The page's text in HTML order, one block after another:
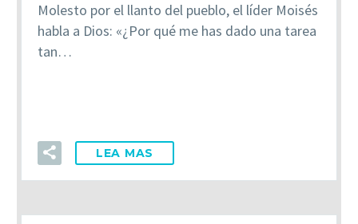
Molesto por el llanto del pueblo, el líder Moisés
habla a Dios: «¿Por qué me has dado una tarea
tan…
LEA MAS